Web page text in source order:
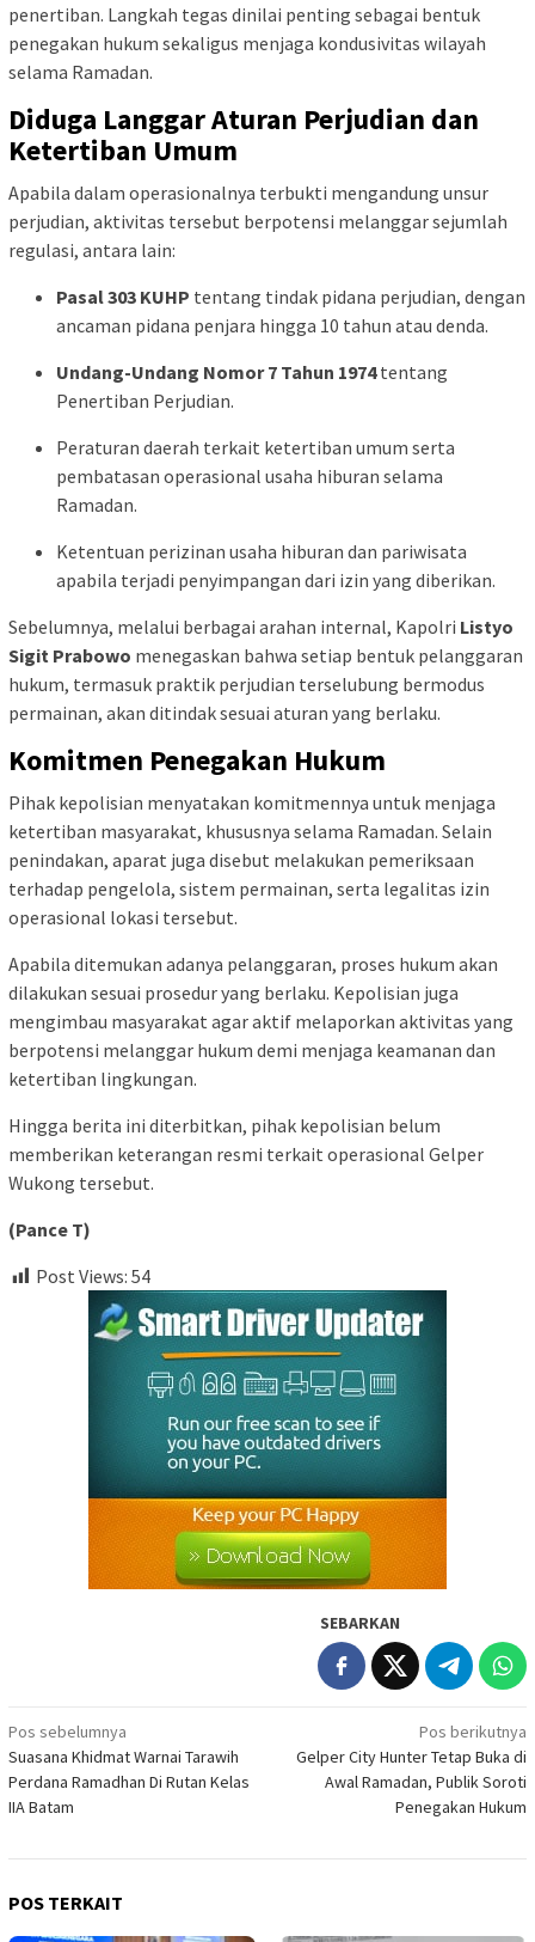
penertiban. Langkah tegas dinilai penting sebagai bentuk
penegakan hukum sekaligus menjaga kondusivitas wilayah
selama Ramadan.
Diduga Langgar Aturan Perjudian dan
Ketertiban Umum
Apabila dalam operasionalnya terbukti mengandung unsur
perjudian, aktivitas tersebut berpotensi melanggar sejumlah
regulasi, antara lain:
Pasal 303 KUHP tentang tindak pidana perjudian, dengan
ancaman pidana penjara hingga 10 tahun atau denda.
Undang-Undang Nomor 7 Tahun 1974tentang
Penertiban Perjudian.
Peraturan daerah terkait ketertiban umum serta
pembatasan operasional usaha hiburan selama
Ramadan.
Ketentuan perizinan usaha hiburan dan pariwisata
apabila terjadi penyimpangan dari izin yang diberikan.
Sebelumnya, melalui berbagai arahan internal, Kapolri Listyo
Sigit Prabowo menegaskan bahwa setiap bentuk pelanggaran
hukum, termasuk praktik perjudian terselubung bermodus
permainan, akan ditindak sesuai aturan yang berlaku.
Komitmen Penegakan Hukum
Pihak kepolisian menyatakan komitmennya untuk menjaga
ketertiban masyarakat, khususnya selama Ramadan. Selain
penindakan, aparat juga disebut melakukan pemeriksaan
terhadap pengelola, sistem permainan, serta legalitas izin
operasional lokasi tersebut.
Apabila ditemukan adanya pelanggaran, proses hukum akan
dilakukan sesuai prosedur yang berlaku. Kepolisian juga
mengimbau masyarakat agar aktif melaporkan aktivitas yang
berpotensi melanggar hukum demi menjaga keamanan dan
ketertiban lingkungan.
Hingga berita ini diterbitkan, pihak kepolisian belum
memberikan keterangan resmi terkait operasional Gelper
Wukong tersebut.
(Pance T)
Post Views: 54
SEBARKAN
Navigasi
pos
Pos sebelumnya
Suasana Khidmat Warnai Tarawih
Perdana Ramadhan Di Rutan Kelas
IIA Batam
Pos berikutnya
Gelper City Hunter Tetap Buka di
Awal Ramadan, Publik Soroti
Penegakan Hukum
POS TERKAIT